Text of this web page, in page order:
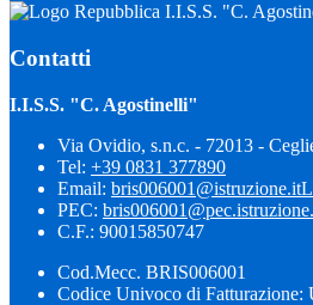
I.I.S.S. "C.
Contatti
I.I.S.S. "C. Agostinelli"
Via Ovidio, s.n.c. - 72013 -
Tel: +39 0831 377890
Email: bris006001@istruzione.it
PEC:
C.F.: 90015850747
Cod.Mecc. BRIS006001
Codice Univoco di Fatturazione: